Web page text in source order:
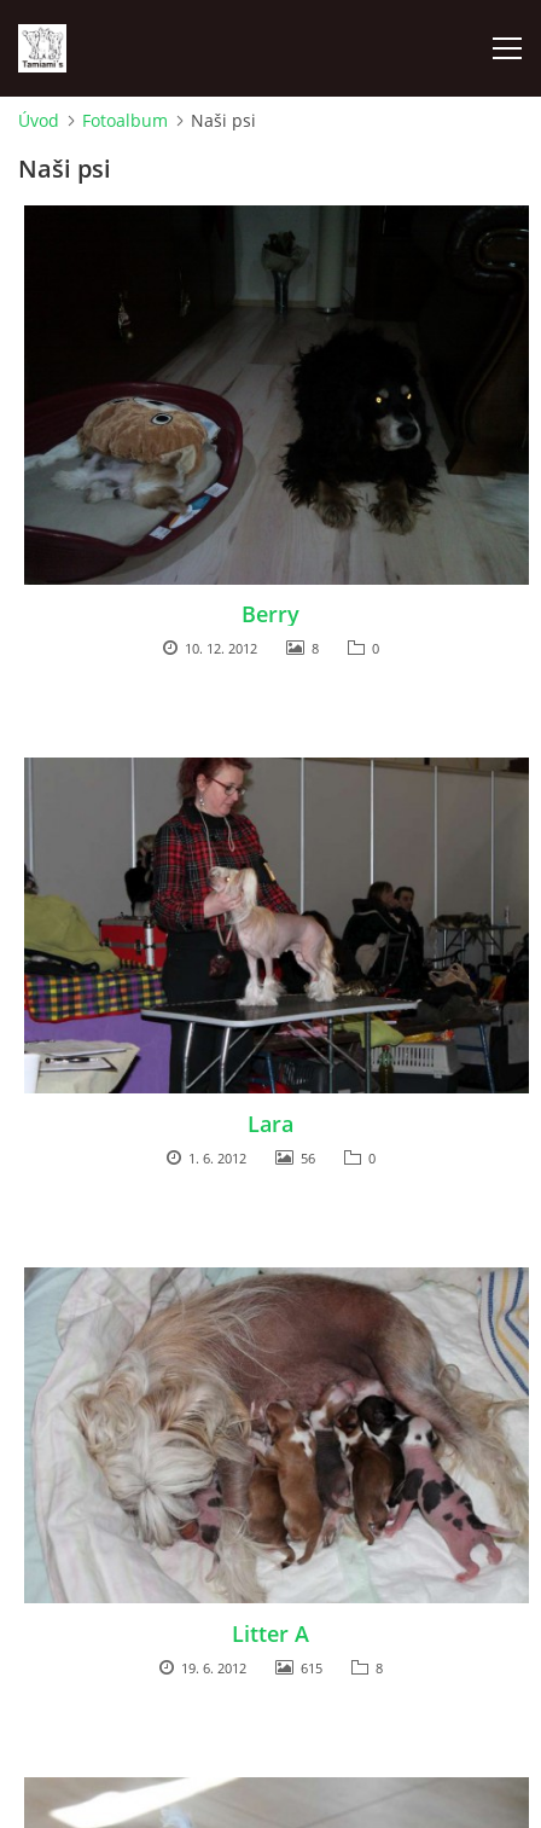
VÝSTAVY
NAŠI PSI
TORTY
MOJA TVORBA
KONTAKT
© 2026 eStránky.sk|RSS
Úvod Fotoalbum Naši psi
Naši psi
Berry
10. 12. 2012 8 0
Lara
1. 6. 2012 56 0
Litter A
19. 6. 2012 615 8